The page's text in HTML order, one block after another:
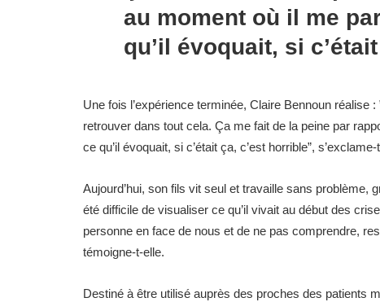
au moment où il me
qu’il évoquait, si
Une fois l’expérience terminée, Claire Bennoun
retrouver dans tout cela. Ça me fait de la peine par
ce qu’il évoquait, si c’était ça, c’est horrible”, s’exclame-
Aujourd’hui, son fils vit seul et travaille sans
été difficile de visualiser ce qu’il vivait au début des
personne en face de nous et de ne pas comprendre,
témoigne-t-elle.
Destiné à être utilisé auprès des proches des patients